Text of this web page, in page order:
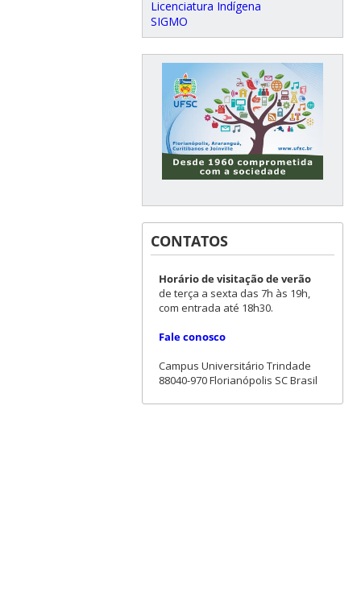
Licenciatura Indígena
SIGMO
CONTATOS
Horário de visitação de verão
de terça a sexta das 7h às 19h,
com entrada até 18h30.
Fale conosco
Campus Universitário Trindade
88040-970 Florianópolis SC Brasil